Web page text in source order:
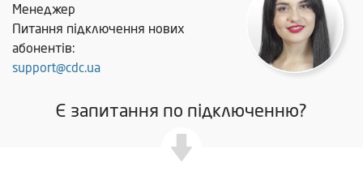
Менеджер
Питання підключення нових
абонентів:
support@cdc.ua
Є запитання по підключенню?